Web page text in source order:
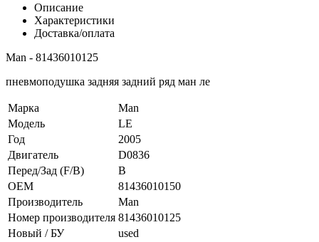
Описание
Характеристики
Доставка/оплата
Man - 81436010125
пневмоподушка задняя задний ряд ман ле
Марка
Man
Модель
LE
Год
2005
Двигатель
D0836
Перед/Зад (F/B)
B
OEM
81436010150
Производитель
Man
Номер производителя 81436010125
Новый / БУ
used